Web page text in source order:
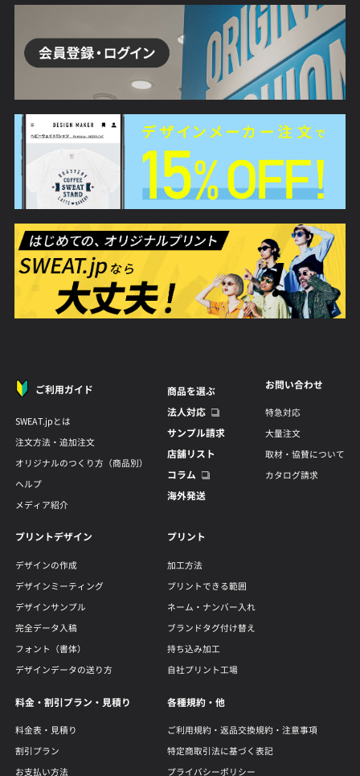
ご利用ガイド
SWEAT.jpとは
注文方法・追加注文
オリジナルのつくり方（商品別）
ヘルプ
メディア紹介
商品を選ぶ
法人対応
サンプル請求
店舗リスト
コラム
海外発送
お問い合わせ
特急対応
大量注文
取材・協賛について
カタログ請求
プリントデザイン
デザインの作成
デザインミーティング
デザインサンプル
完全データ入稿
フォント（書体）
デザインデータの送り方
プリント
加工方法
プリントできる範囲
ネーム・ナンバー入れ
ブランドタグ付け替え
持ち込み加工
自社プリント工場
料金・割引プラン・見積り
料金表・見積り
割引プラン
お支払い方法
各種規約・他
ご利用規約・返品交換規約・注意事項
特定商取引法に基づく表記
プライバシーポリシー